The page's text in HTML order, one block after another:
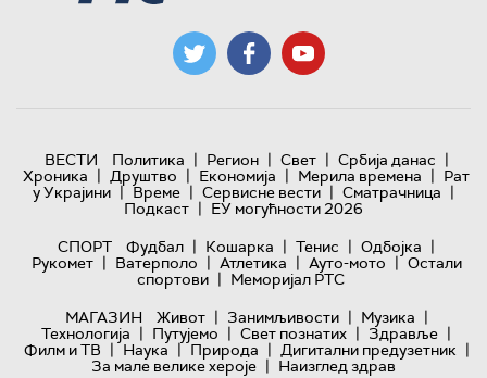
ВЕСТИ Политика | Регион | Свет | Србија данас |
Хроника | Друштво | Економија | Мерила времена | Рат
у Украјини | Време | Сервисне вести | Сматрачница |
Подкаст | ЕУ могућности 2026
СПОРТ
Фудбал | Кошарка | Тенис | Одбојка |
Рукомет | Ватерполо | Атлетика | Ауто-мото | Остали
спортови | Меморијал РТС
МАГАЗИН
Живот | Занимљивости | Музика |
Технологијa | Путујемо | Свет познатих | Здравље |
Филм и ТВ | Наука | Природа | Дигитални предузетник |
За мале велике хероје | Наизглед здрав